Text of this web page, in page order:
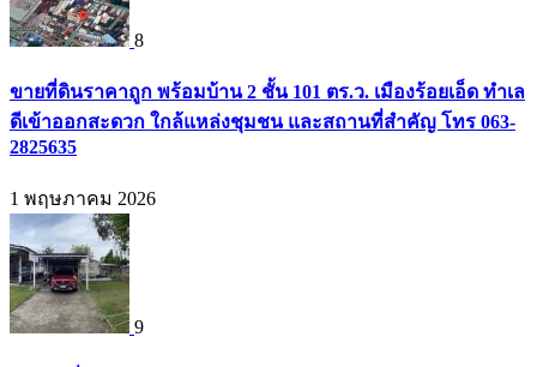
8
ขายที่ดินราคาถูก พร้อมบ้าน 2 ชั้น 101 ตร.ว. เมืองร้อยเอ็ด ทำเล
ดีเข้าออกสะดวก ใกล้แหล่งชุมชน และสถานที่สำคัญ โทร 063-
2825635
1 พฤษภาคม 2026
9